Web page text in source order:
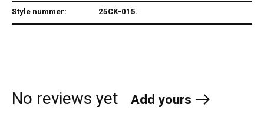
Style nummer:
25CK-015.
No reviews yet Add yours